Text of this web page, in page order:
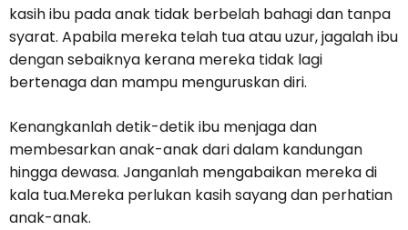
kasih ibu pada anak tidak berbelah bahagi dan tanpa
syarat. Apabila mereka telah tua atau uzur, jagalah ibu
dengan sebaiknya kerana mereka tidak lagi
bertenaga dan mampu menguruskan diri.
Kenangkanlah detik-detik ibu menjaga dan
membesarkan anak-anak dari dalam kandungan
hingga dewasa. Janganlah mengabaikan mereka di
kala tua.Mereka perlukan kasih sayang dan perhatian
anak-anak.